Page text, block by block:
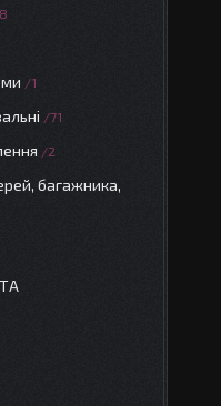
1
71
2
багажника,